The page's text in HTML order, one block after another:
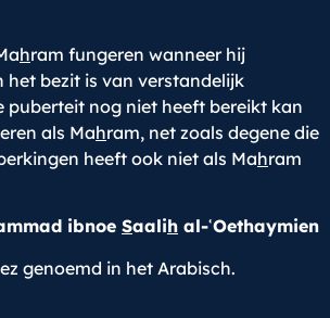
hram fungeren wanneer hij
het bezit is van verstandelijk
puberteit nog niet heeft bereikt kan
als Mahram, net zoals degene die
heeft ook niet als Mahram
ibnoe Saalih al-ʿOethaymien
genoemd in het Arabisch.